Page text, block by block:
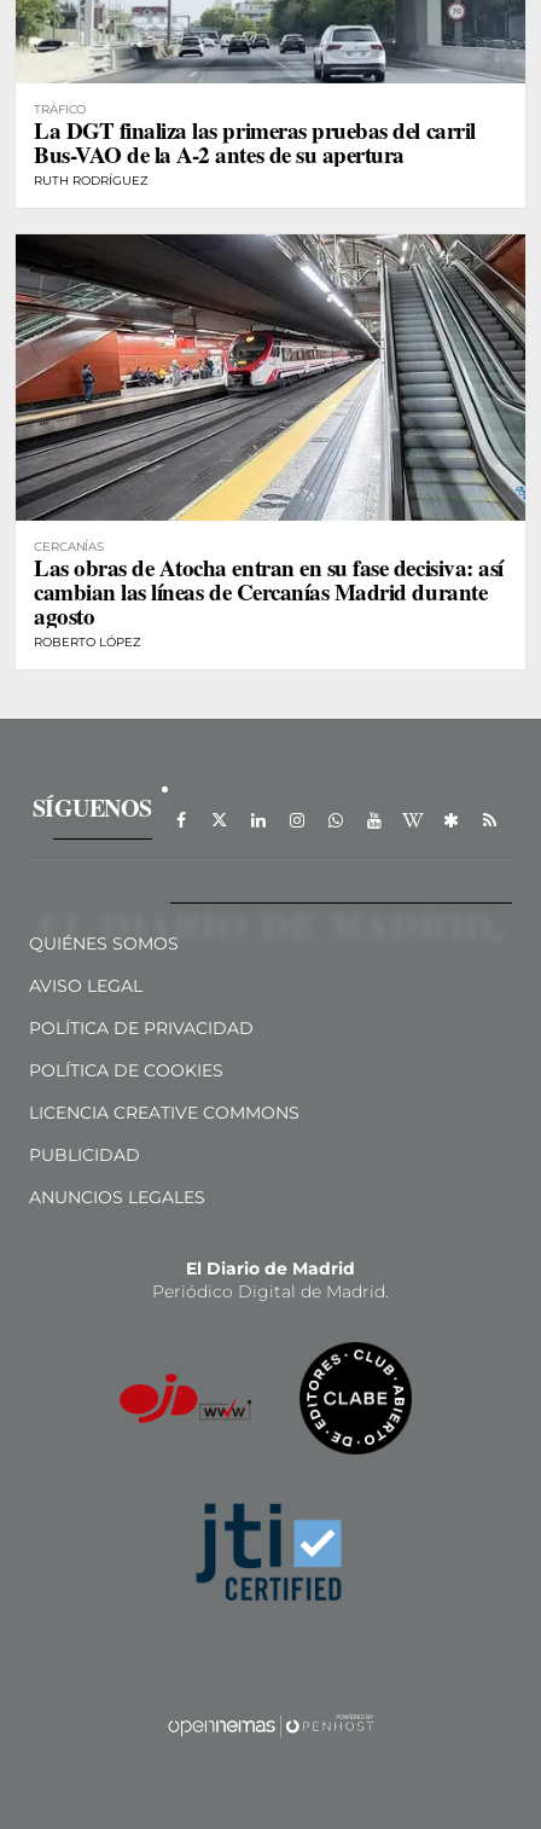
TRÁFICO
La DGT finaliza las primeras pruebas del carril
Bus-VAO de la A-2 antes de su apertura
RUTH RODRÍGUEZ
CERCANÍAS
Las obras de Atocha entran en su fase decisiva: así
cambian las líneas de Cercanías Madrid durante
agosto
ROBERTO LÓPEZ
SÍGUENOS
QUIÉNES SOMOS
AVISO LEGAL
POLÍTICA DE PRIVACIDAD
POLÍTICA DE COOKIES
LICENCIA CREATIVE COMMONS
PUBLICIDAD
ANUNCIOS LEGALES
El Diario de Madrid
Periódico Digital de Madrid.